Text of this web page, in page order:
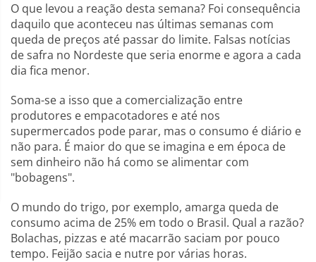
O que levou a reação desta semana? Foi consequência
daquilo que aconteceu nas últimas semanas com
queda de preços até passar do limite. Falsas notícias
de safra no Nordeste que seria enorme e agora a cada
dia fica menor.
Soma-se a isso que a comercialização entre
produtores e empacotadores e até nos
supermercados pode parar, mas o consumo é diário e
não para. É maior do que se imagina e em época de
sem dinheiro não há como se alimentar com
"bobagens".
O mundo do trigo, por exemplo, amarga queda de
consumo acima de 25% em todo o Brasil. Qual a razão?
Bolachas, pizzas e até macarrão saciam por pouco
tempo. Feijão sacia e nutre por várias horas.